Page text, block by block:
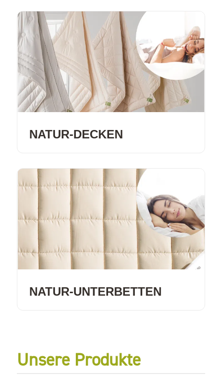
NATUR-DECKEN
NATUR-UNTERBETTEN
Unsere Produkte